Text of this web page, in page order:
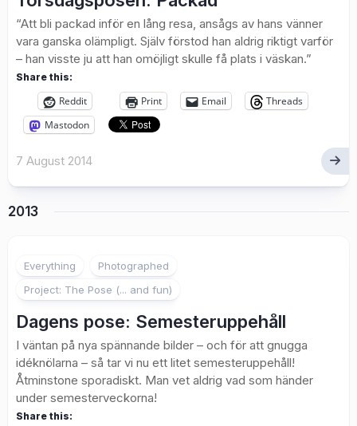
“Att bli packad inför en lång resa, ansågs av hans vänner
vara ganska olämpligt. Själv förstod han aldrig riktigt varför
– han visste ju att han omöjligt skulle få plats i väskan.”
Share this:
Reddit Print Email
Threads
Mastodon
7 August 2014
2013
Everything
Photographed
Project: The Pose (... and fun)
Dagens pose: Semesteruppehåll
I väntan på nya spännande bilder – och för att gnugga
idéknölarna – så tar vi nu ett litet semesteruppehåll!
Åtminstone sporadiskt. Man vet aldrig vad som händer
under semesterveckorna!
Share this: